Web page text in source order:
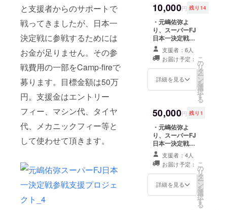
と支援者からのサポートで
戦ってきましたが、日本一
決定戦に参戦するためには
お金が足りません。その参
戦費用の一部をCamp-fireで
募ります。目標金額は50万
円。支援金はエントリー
フィー、マシン代、タイヤ
代、メカニックフィー等と
して使わせて頂きます。
嶋佑弥公式Web
サイトにパトロ
ンとしてお名前
を記載します ・
スーパーFJ日本
一決定戦に参戦
するマシンにパ
トロンとしてプ
リクラサイズ
(17mm×24mm)
スーパーFJ日本
一決定戦の参戦
報告レポートと
レースフォト1枚
を郵送にてお送
りします
10,000円 残り14
・元嶋佑弥よ
り、スーパーFJ
日本一決定戦の
レース結果報告
メッセージをお
送りします ・元
嶋佑弥直筆メッ
セージカードと
ステッカーを2枚
お送りします（1
り） ・元嶋佑弥
公式Webサイト
にパトロンとし
てお名前を記載
します ・スー
パーFJ日本一決
定戦に参戦する
マシンにパトロ
ンとしてステッ
カー
支援者：6人
お届け予定：
詳細を見る
こ
の
リ
タ
ー
ン
を
選
択
す
る
50,000円 残り1
・元嶋佑弥よ
り、スーパーFJ
日本一決定戦の
レース結果報告
メッセージをお
送りします ・元
嶋佑弥直筆メッ
セージカードと
ステッカーを5枚
お送りします（1
支援者：4人
お届け予定：
詳細を見る
こ
の
リ
タ
ー
ン
を
選
択
す
る